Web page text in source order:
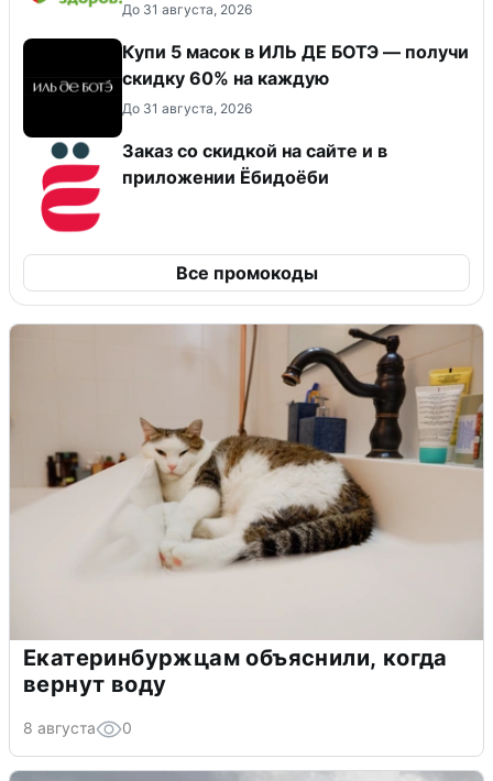
До 31 августа, 2026
Купи 5 масок в ИЛЬ ДЕ БОТЭ — получи
скидку 60% на каждую
До 31 августа, 2026
Заказ со скидкой на сайте и в
приложении Ёбидоёби
Все промокоды
Екатеринбуржцам объяснили, когда
вернут воду
8 августа 0